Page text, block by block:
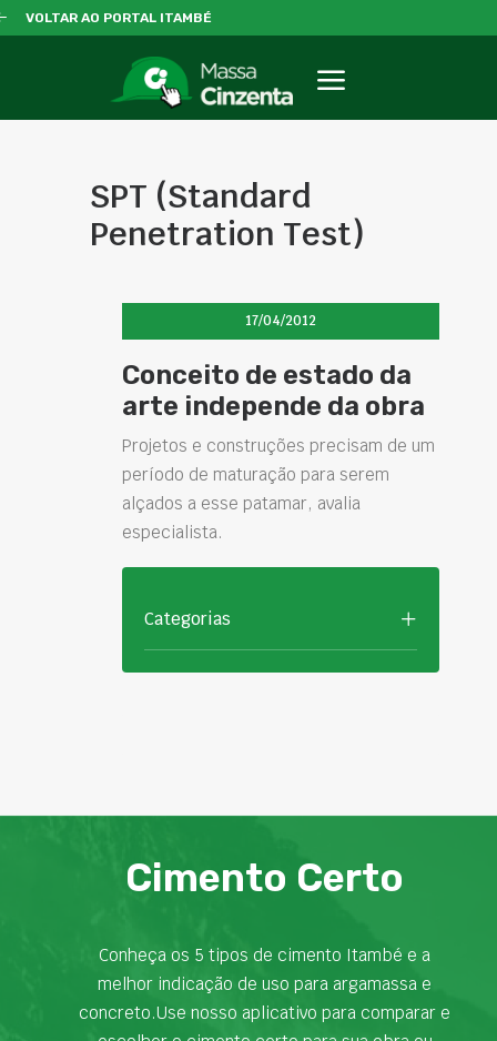
VOLTAR AO PORTAL ITAMBÉ
SPT (Standard
Penetration Test)
17/04/2012
Conceito de estado da
arte independe da obra
Projetos e construções precisam de um
período de maturação para serem
alçados a esse patamar, avalia
especialista.
Categorias
Cimento Certo
Conheça os 5 tipos de cimento Itambé e a
melhor indicação de uso para argamassa e
concreto.Use nosso aplicativo para comparar e